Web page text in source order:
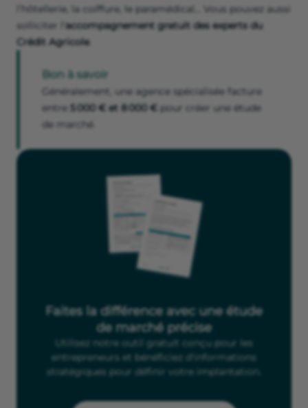
l’hôtellerie, la coiffure, le paramédical… Vous pouvez aussi
solliciter l' accompagnement gratuit des experts du
Crédit Agricole.
Bon à savoir
Généralement, une agence spécialisée facture
entre 5 000 € et 8 000 € pour créer une étude
de marché.
Faites la différence avec une étude
de marché précise
Utilisez notre outil gratuit conçu pour les
entrepreneurs et bénéficiez d'informations
stratégiques pour définir votre implantation.